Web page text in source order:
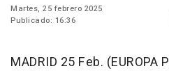
Martes, 25 febrero 2025
Publicado: 16:36
MADRID 25 Feb. (EUROPA